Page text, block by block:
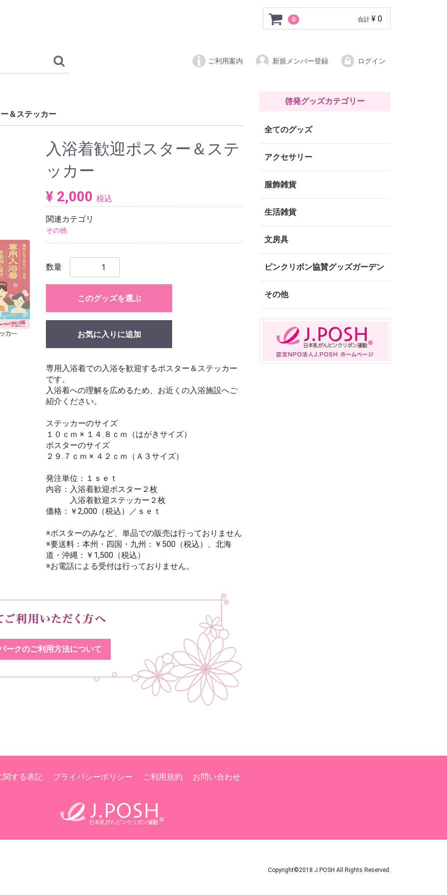
ピンクリボン グッズパーク
0 合計 ¥ 0
ご利用案内 新規メンバー登録 ログイン
＆ステッカー
入浴着歓迎ポスター＆ステ
ッカー
¥ 2,000 税込
関連カテゴリ
その他
数量
このグッズを選ぶ
お気に入りに追加
専用入浴着での入浴を歓迎するポスター＆ステッカー
です。
入浴着への理解を広めるため、お近くの入浴施設へご
紹介ください。
ステッカーのサイズ
１０ｃｍ × １４.８ｃｍ（はがきサイズ）
ポスターのサイズ
２９.７ｃｍ × ４２ｃｍ（Ａ３サイズ）
発注単位：１ｓｅｔ
内容：入浴着歓迎ポスター２枚
入浴着歓迎ステッカー２枚
価格：￥2,000（税込）／ｓｅｔ
※ポスターのみなど、単品での販売は行っておりません
※要送料：本州・四国・九州：￥500（税込）、北海
道・沖縄：￥1,500（税込）
※お電話による受付は行っておりません。
ークのご利用方法について
啓発グッズカテゴリー
全てのグッズ
アクセサリー
服飾雑貨
生活雑貨
文房具
ピンクリボン協賛グッズガーデン
その他
関する表記 プライバシーポリシー ご利用規約 お問い合わせ
Copyright©2018 J.POSH All Rights Reserved.